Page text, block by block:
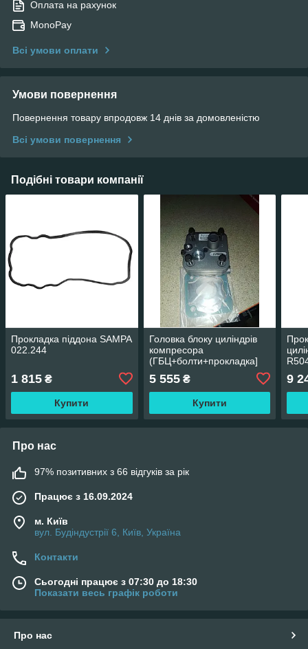
Оплата на рахунок
MonoPay
Всі умови оплати
Умови повернення
Повернення товару впродовж 14 днів за домовленістю
Всі умови повернення
Подібні товари компанії
Прокладка піддона SAMPA
022.244
1 815 ₴
Купити
Головка блоку циліндрів
компресора
(ГБЦ+болти+прокладка]
5 555₴
Купити
9
Про нас
97% позитивних з 66 відгуків за рік
Працює з 16.09.2024
м. Київ
вул. Будіндустрії 6, Київ, Україна
Контакти
Сьогодні працює з 07:30 до 18:30
Показати весь графік роботи
Про нас